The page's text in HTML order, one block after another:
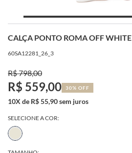
CALÇA PONTO ROMA OFF WHITE
60SA12281_26_3
R$ 798,00
R$ 559,00 30% OFF
10X de R$ 55,90 sem juros
SELECIONE A COR: